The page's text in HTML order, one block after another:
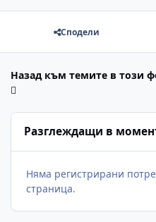
Сподели
Назад към темите в този
Разглеждащи в
Няма регистрирани
страница.